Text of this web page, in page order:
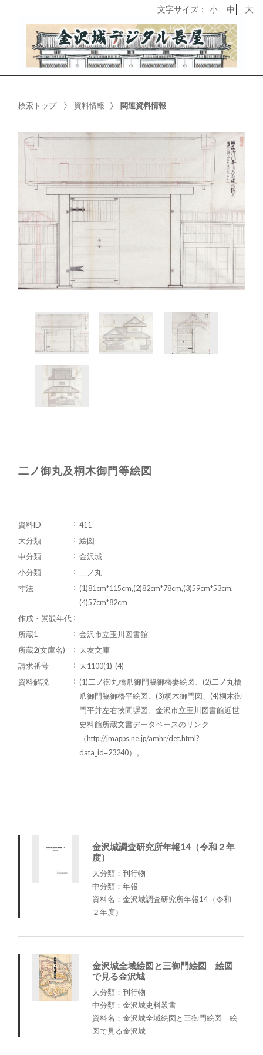
文字サイズ： 小 中 大
検索トップ 資料情報 関連資料情報
二ノ御丸及桐木御門等絵図
資料ID
411
大分類
絵図
中分類
金沢城
小分類
二ノ丸
寸法
(1)81cm*115cm,(2)82cm*78cm,(3)59cm*53cm,
(4)57cm*82cm
作成・景観年代
所蔵1
金沢市立玉川図書館
所蔵2(文庫名)
大友文庫
請求番号
大1100(1)-(4)
資料解説
(1)二ノ御丸橋爪御門脇御櫓妻絵図、(2)二ノ丸橋
爪御門脇御櫓平絵図、(3)桐木御門図、(4)桐木御
門平并左右挾間塀図。金沢市立玉川図書館近世
史料館所蔵文書データベースのリンク
（http://jmapps.ne.jp/amhr/det.html?
data_id=23240）。
金沢城調査研究所年報14（令和２年
度）
大分類：刊行物
中分類：年報
資料名：金沢城調査研究所年報14（令和
２年度）
金沢城全域絵図と三御門絵図 絵図
で見る金沢城
大分類：刊行物
中分類：金沢城史料叢書
資料名：金沢城全域絵図と三御門絵図 絵
図で見る金沢城